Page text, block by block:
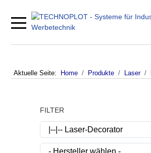
Mobile Menu Toggle
Aktuelle Seite: Home Produkte Laser
FILTER